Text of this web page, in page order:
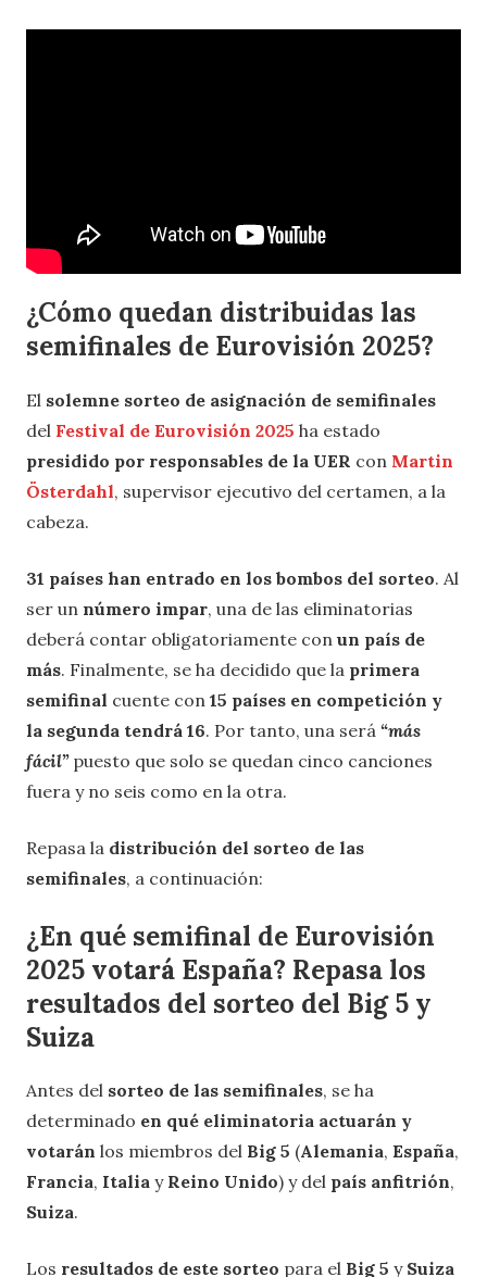
¿Cómo quedan distribuidas las
semifinales de Eurovisión 2025?
El solemne sorteo de asignación de semifinales
del Festival de Eurovisión 2025 ha estado
presidido por responsables de la UER con Martin
Österdahl, supervisor ejecutivo del certamen, a la
cabeza.
31 países han entrado en los bombos del sorteo. Al
ser un número impar, una de las eliminatorias
deberá contar obligatoriamente con un país de
más. Finalmente, se ha decidido que la primera
semifinal cuente con 15 países en competición y
la segunda tendrá 16. Por tanto, una será “más
fácil” puesto que solo se quedan cinco canciones
fuera y no seis como en la otra.
Repasa la distribución del sorteo de las
semifinales, a continuación:
¿En qué semifinal de Eurovisión
2025 votará España? Repasa los
resultados del sorteo del Big 5 y
Suiza
Antes del sorteo de las semifinales, se ha
determinado en qué eliminatoria actuarán y
votarán los miembros del Big 5 (Alemania, España,
Francia, Italia y Reino Unido) y del país anfitrión,
Suiza.
Los resultados de este sorteo para el Big 5 y Suiza